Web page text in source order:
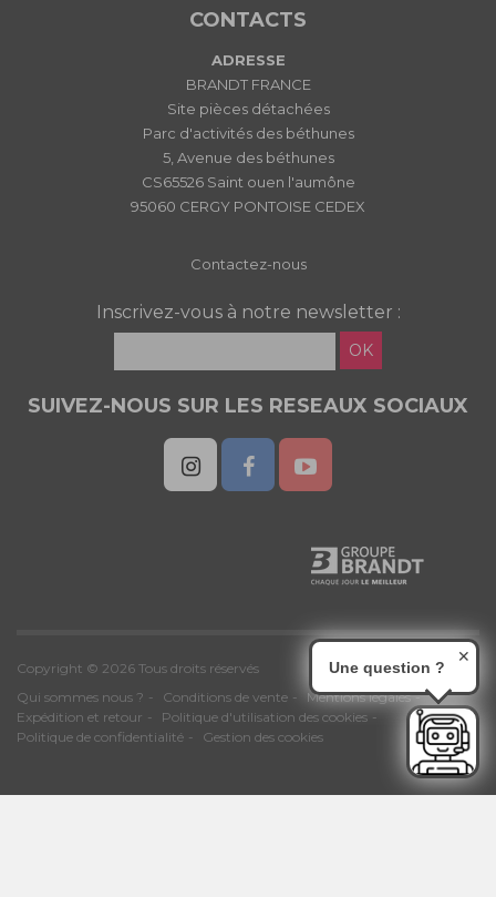
CONTACTS
ADRESSE
BRANDT FRANCE
Site pièces détachées
Parc d'activités des béthunes
5, Avenue des béthunes
CS65526 Saint ouen l'aumône
95060 CERGY PONTOISE CEDEX
Contactez-nous
Inscrivez-vous à notre newsletter :
OK
SUIVEZ-NOUS SUR LES RESEAUX SOCIAUX
Copyright © 2026 Tous droits réservés
Qui sommes nous ?
Conditions de vente
Mentions légales
Expédition et retour
Politique d'utilisation des cookies
Politique de confidentialité
Gestion des cookies
Une question ?
✕